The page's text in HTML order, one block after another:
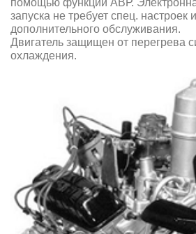
запуска не требует спец. настроек
дополнительного обслуживания.
Двигатель защищен от перегрева
охлаждения.